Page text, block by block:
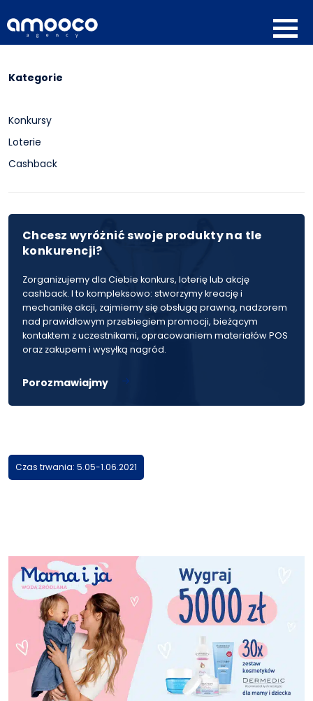
Kategorie
Konkursy
Loterie
Cashback
Chcesz wyróżnić swoje produkty na tle
konkurencji?
Zorganizujemy dla Ciebie konkurs, loterię lub akcję
cashback. I to kompleksowo: stworzymy kreację i
mechanikę akcji, zajmiemy się obsługą prawną, nadzorem
nad prawidłowym przebiegiem promocji, bieżącym
kontaktem z uczestnikami, opracowaniem materiałów POS
oraz zakupem i wysyłką nagród.
Porozmawiajmy
Czas trwania: 5.05-1.06.2021